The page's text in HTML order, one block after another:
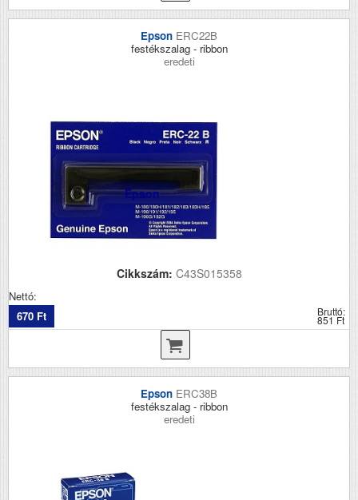
Epson ERC22B
festékszalag - ribbon
eredeti
Epson
Cikkszám: C43S015358
Nettó:
670 Ft
Bruttó:
851 Ft
Epson ERC38B
festékszalag - ribbon
eredeti